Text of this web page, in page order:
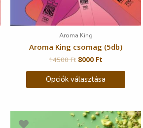
Aroma King
Aroma King csomag (5db)
14500Ft 8000 Ft
Opciók választása